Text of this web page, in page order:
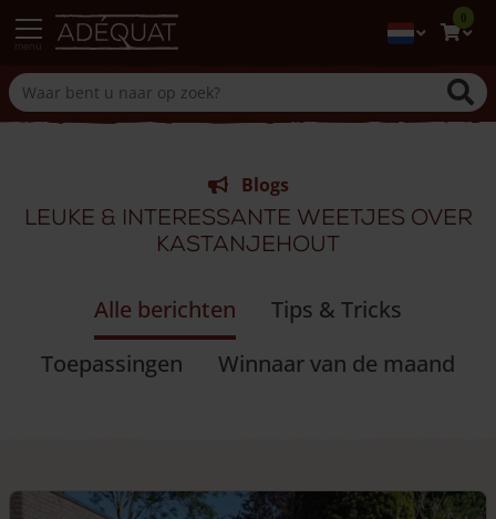
0
Blogs
Leuke & interessante weetjes over
kastanjehout
Alle berichten
Tips & Tricks
Toepassingen
Winnaar van de maand